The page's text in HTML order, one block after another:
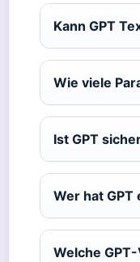
Kann GPT
Wie viele
Ist GPT
Wer hat
Welche